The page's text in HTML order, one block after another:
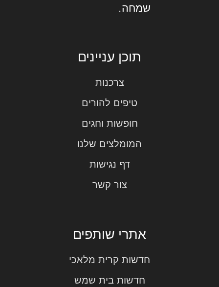
שמחה.
תוכן עניינים
צרכנות
טיפים להורים
חופשות וחגים
המומלצים שלנו
דף נגישות
צור קשר
אתרי שותפים
חדשות קרית מלאכי
חדשות בית שמש